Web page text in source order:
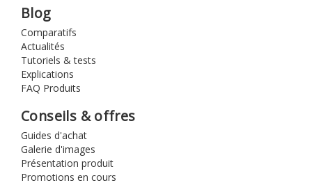
Blog
Comparatifs
Actualités
Tutoriels & tests
Explications
FAQ Produits
Conseils & offres
Guides d'achat
Galerie d'images
Présentation produit
Promotions en cours